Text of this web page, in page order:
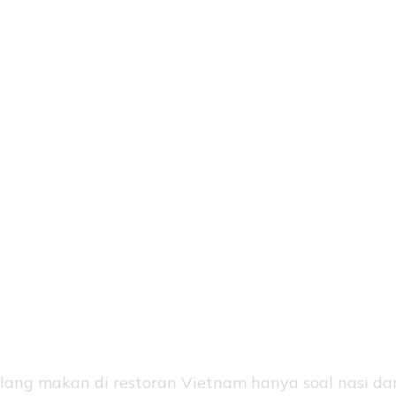
makan di restoran Vietnam hanya soal nasi